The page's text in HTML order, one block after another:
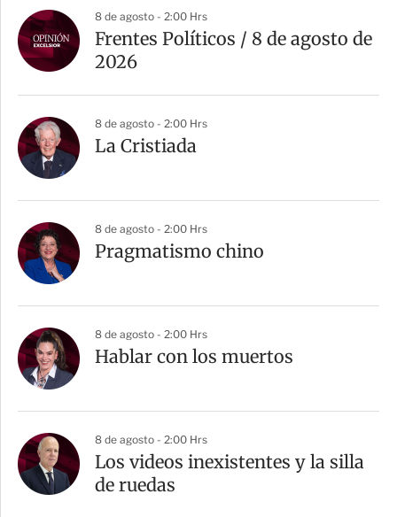
a
r
t
8 de agosto - 2:00 Hrs
Frentes Políticos / 8 de agosto de
2026
8 de agosto - 2:00 Hrs
La Cristiada
8 de agosto - 2:00 Hrs
Pragmatismo chino
8 de agosto - 2:00 Hrs
Hablar con los muertos
8 de agosto - 2:00 Hrs
Los videos inexistentes y la silla
de ruedas